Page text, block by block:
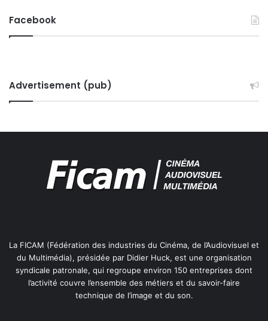
Facebook
Advertisement (pub)
La FICAM (Fédération des industries du Cinéma, de l’Audiovisuel et
du Multimédia), présidée par Didier Huck, est une organisation
syndicale patronale, qui regroupe environ 150 entreprises dont
l’activité couvre l’ensemble des métiers et du savoir-faire
technique de l’image et du son.